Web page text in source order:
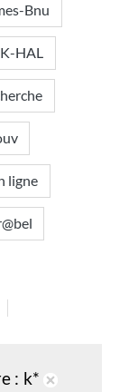
Bnu
HAL
ligne
k*